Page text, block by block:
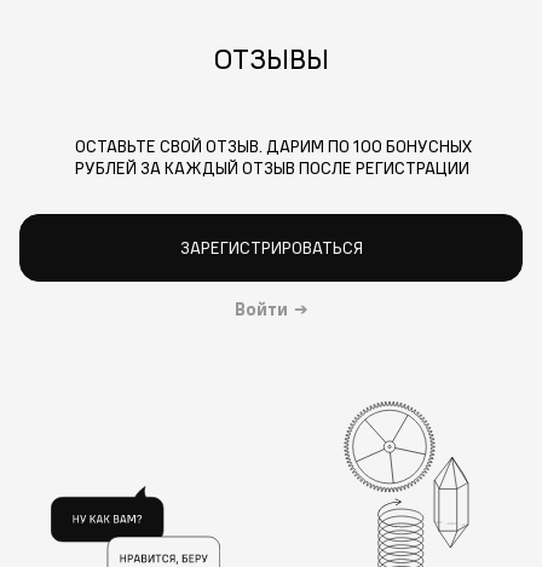
ОТЗЫВЫ
ОСТАВЬТЕ СВОЙ ОТЗЫВ. ДАРИМ ПО 100 БОНУСНЫХ
РУБЛЕЙ ЗА КАЖДЫЙ ОТЗЫВ ПОСЛЕ РЕГИСТРАЦИИ
ЗАРЕГИСТРИРОВАТЬСЯ
Войти →